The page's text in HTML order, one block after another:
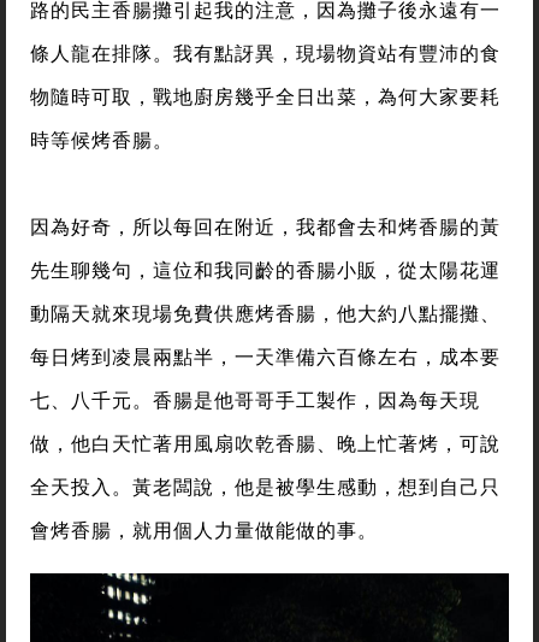
路的民主香腸攤引起我的注意，因為攤子後永遠有一
條人龍在排隊。我有點訝異，現場物資站有豐沛的食
物隨時可取，戰地廚房幾乎全日出菜，為何大家要耗
時等候烤香腸。
因為好奇，所以每回在附近，我都會去和烤香腸的黃
先生聊幾句，這位和我同齡的香腸小販，從太陽花運
動隔天就來現場免費供應烤香腸，他大約八點擺攤、
每日烤到凌晨兩點半，一天準備六百條左右，成本要
七、八千元。香腸是他哥哥手工製作，因為每天現
做，他白天忙著用風扇吹乾香腸、晚上忙著烤，可說
全天投入。黃老闆說，他是被學生感動，想到自己只
會烤香腸，就用個人力量做能做的事。